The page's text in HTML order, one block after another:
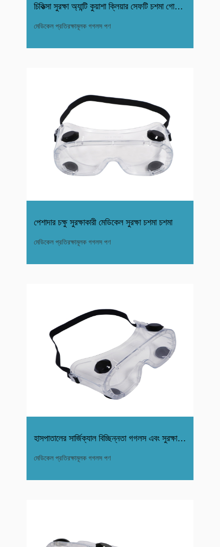
চিকিত্সা সুরক্ষা অ্যান্টি কুয়াশা ক্লিয়ার সেফটি চশমা গোগলস
মেডিকেল প্রতিরক্ষামূলক গগলস পণ
পেশাদার চক্ষু সুরক্ষাকারী মেডিকেল সুরক্ষা চশমা চশমা
মেডিকেল প্রতিরক্ষামূলক গগলস পণ
হাসপাতালের সার্জিক্যাল বিচ্ছিন্নতা গগলস এবং সুরক্ষা গগল
মেডিকেল প্রতিরক্ষামূলক গগলস পণ